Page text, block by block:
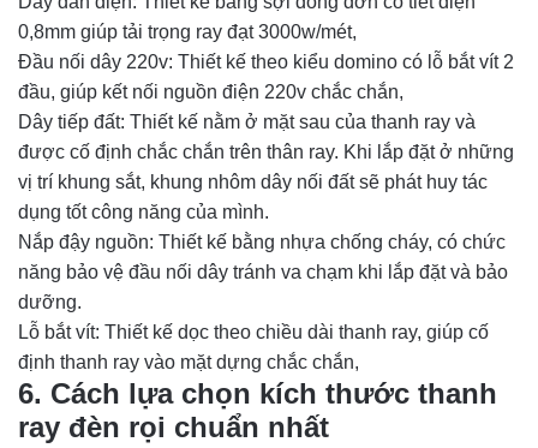
0,8mm giúp tải trọng ray đạt 3000w/mét,
Đầu nối dây 220v: Thiết kế theo kiểu domino có lỗ bắt vít 2
đầu, giúp kết nối nguồn điện 220v chắc chắn,
Dây tiếp đất: Thiết kế nằm ở mặt sau của thanh ray và
được cố định chắc chắn trên thân ray. Khi lắp đặt ở những
vị trí khung sắt, khung nhôm dây nối đất sẽ phát huy tác
dụng tốt công năng của mình.
Nắp đậy nguồn: Thiết kế bằng nhựa chống cháy, có chức
năng bảo vệ đầu nối dây tránh va chạm khi lắp đặt và bảo
dưỡng.
Lỗ bắt vít: Thiết kế dọc theo chiều dài thanh ray, giúp cố
định thanh ray vào mặt dựng chắc chắn,
6. Cách lựa chọn kích thước thanh
ray đèn rọi chuẩn nhất